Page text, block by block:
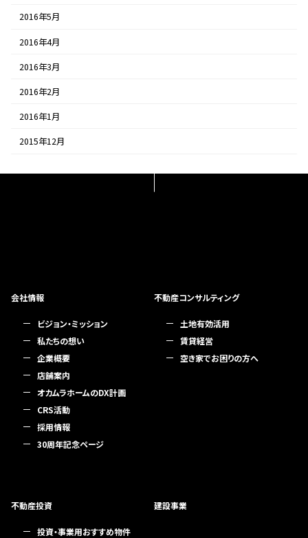
2016年5月
2016年4月
2016年3月
2016年2月
2016年1月
2015年12月
会社情報
ビジョン・ミッション
私たちの想い
企業概要
店舗案内
オカムラホームのDX計画
CRS活動
採用情報
30周年記念ページ
不動産コンサルティング
土地有効活用
賃貸経営
空き家でお困りの方へ
不動産投資
投資・事業用おすすめ物件
建設事業